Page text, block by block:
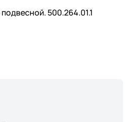
500.264.01.1